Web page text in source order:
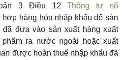
3 Điều 12Thông tư số
hợp hàng hóa nhập khẩu để sản
đưa vào sản xuất hàng xuất
phẩm ra nước ngoài hoặc xuất
được hoàn thuế nhập khẩu đã